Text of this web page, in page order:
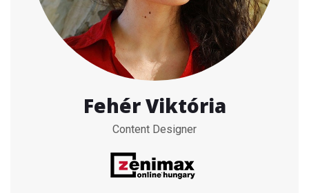
Fehér Viktória
Content Designer